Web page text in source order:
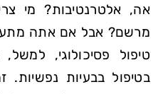
אה, אלטרנטיבות? מי
מרשם? אבל אם אתה
טיפול פסיכולוגי,
בטיפול בבעיות ⁢נפשיות.